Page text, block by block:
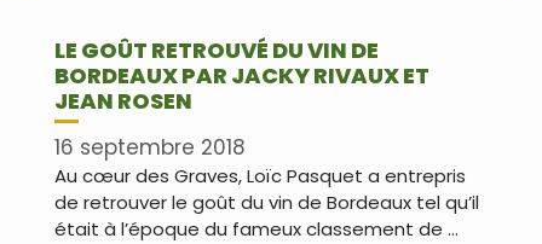
LE GOÛT RETROUVÉ DU VIN DE
BORDEAUX PAR JACKY RIVAUX ET
JEAN ROSEN
16 septembre 2018
Au cœur des Graves, Loïc Pasquet a entrepris
de retrouver le goût du vin de Bordeaux tel qu’il
était à l’époque du fameux classement de …